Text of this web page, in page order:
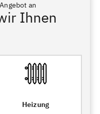
an
Ihnen
Heizung